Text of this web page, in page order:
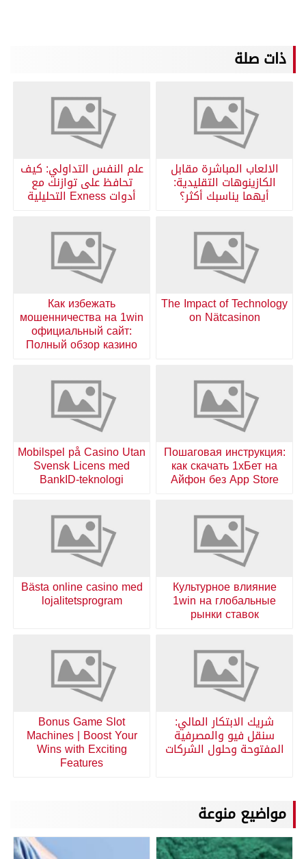
ذات صلة
الالعاب المباشرة مقابل
الكازينوهات التقليدية:
أيهما يناسبك أكثر؟
علم النفس التداولي: كيف
تحافظ على توازنك مع
أدوات Exness التحليلية
The Impact of Technology
on Nätcasinon
Как избежать
мошенничества на 1win
официальный сайт:
Полный обзор казино
Пошаговая инструкция:
как скачать 1хБет на
Айфон без App Store
Mobilspel på Casino Utan
Svensk Licens med
BankID-teknologi
Культурное влияние
1win на глобальные
рынки ставок
Bästa online casino med
lojalitetsprogram
شريك الابتكار المالي:
سنقل فيو والمصرفية
المفتوحة وحلول الشركات
Bonus Game Slot
Machines | Boost Your
Wins with Exciting
Features
مواضيع منوعة